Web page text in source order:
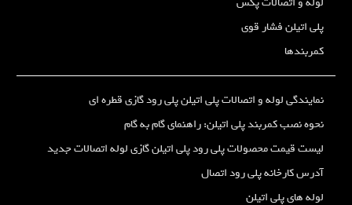
پلی اتیلن فشار قوی
کمربندها
نمایندگی لوله و اتصالات پلی اتیلن پلی رود گازی قطره ای
نحوه نصب کمربند پلی اتیلن: راهنمای گام به گام
لیست قیمت محصولات پلی رود پلی اتیلن گازی لوله اتصالات جدید
آدرس کارخانه پلی رود اتصال
لوله های پلی اتیلن